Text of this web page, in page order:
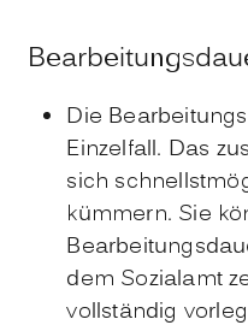
Die
Einzelfall. Das
sich
kümmern. Sie
dem Sozialamt
vollständig